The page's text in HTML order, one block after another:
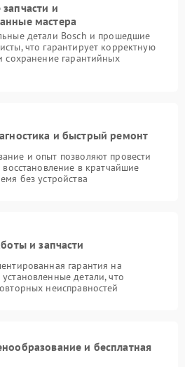
и
мастера
детали Bosch и прошедшие
что гарантирует корректную
сохранение гарантийных
и быстрый ремонт
и опыт позволяют провести
восстановление в кратчайшие
без устройства
и запчасти
гарантия на
детали, что
неисправностей
и бесплатная